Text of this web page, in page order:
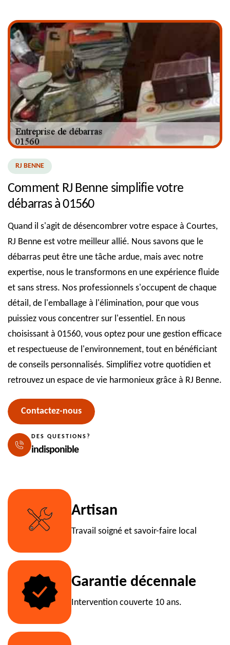
RJ BENNE
Comment RJ Benne simplifie votre
débarras à 01560
Quand il s'agit de désencombrer votre espace à Courtes,
RJ Benne est votre meilleur allié. Nous savons que le
débarras peut être une tâche ardue, mais avec notre
expertise, nous le transformons en une expérience fluide
et sans stress. Nos professionnels s'occupent de chaque
détail, de l'emballage à l'élimination, pour que vous
puissiez vous concentrer sur l'essentiel. En nous
choisissant à 01560, vous optez pour une gestion efficace
et respectueuse de l'environnement, tout en bénéficiant
de conseils personnalisés. Simplifiez votre quotidien et
retrouvez un espace de vie harmonieux grâce à RJ Benne.
Contactez-nous
DES QUESTIONS?
indisponible
Artisan
Travail soigné et savoir-faire local
Garantie décennale
Intervention couverte 10 ans.